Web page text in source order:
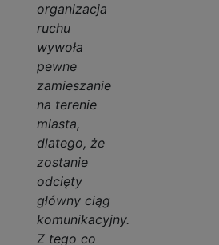
organizacja
ruchu
wywoła
pewne
zamieszanie
na terenie
miasta,
dlatego, że
zostanie
odcięty
główny ciąg
komunikacyjny.
Z tego co